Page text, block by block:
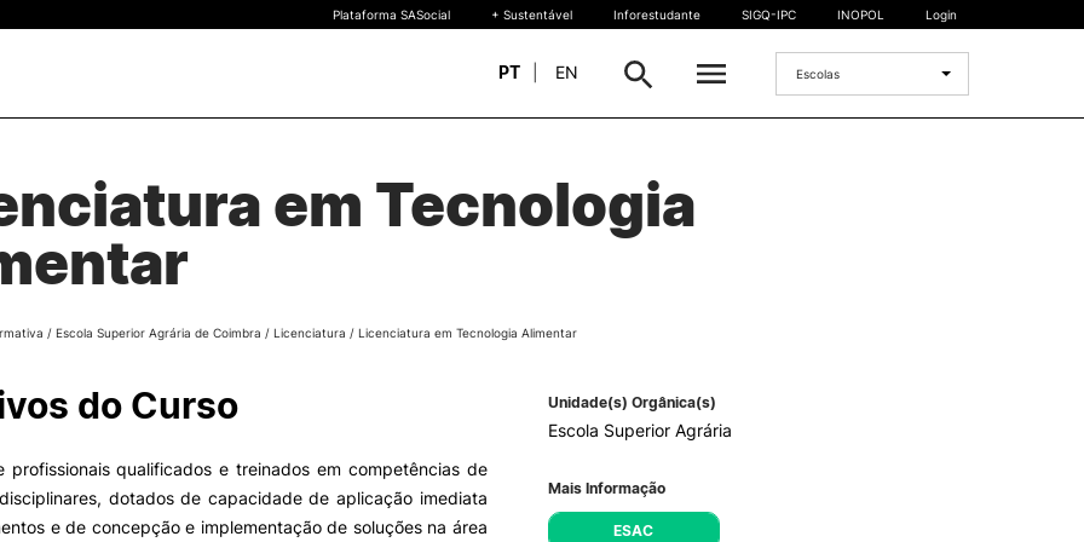
ESTUDAR
Calendários | Propinas
Bolsas de Mérito
FAQS
INTERNACIONAL
Plataforma SASocial + Sustentável Inforestudante SIGQ-IPC INOPOL Login
PT EN Escolas
em Tecnologia
/ Escola Superior Agrária de Coimbra / Licenciatura / Licenciatura em Tecnologia Alimentar
do Curso
profissionais qualificados e treinados em competências de
dotados de capacidade de aplicação imediata
e de concepção e implementação de soluções na área
Unidade(s) Orgânica(s)
Escola Superior Agrária
Mais Informação
ESAC